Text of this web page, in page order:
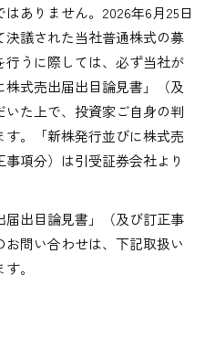
ありません。2026年6月25日
議された当社普通株式の募
うに際しては、必ず当社が
式売出届出目論見書」（及
た上で、投資家ご自身の判
。「新株発行並びに株式売
項分）は引受証券会社より
届出目論見書」（及び訂正事
問い合わせは、下記取扱い
。